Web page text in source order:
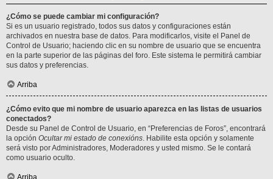
¿Cómo se puede cambiar mi configuración?
Si es un usuario registrado, todos sus datos y configuraciones están
archivados en nuestra base de datos. Para modificarlos, visite el Panel de
Control de Usuario; haciendo clic en su nombre de usuario que se encuentra
en la parte superior de las páginas del foro. Este sistema le permitirá cambiar
sus datos y preferencias.
Arriba
¿Cómo evito que mi nombre de usuario aparezca en las listas de usuarios
conectados?
Desde su Panel de Control de Usuario, en “Preferencias de Foros”, encontrará
la opción Ocultar mi estado de conexións. Habilite esta opción y solamente
será visto por Administradores, Moderadores y usted mismo. Se le contará
como usuario oculto.
Arriba